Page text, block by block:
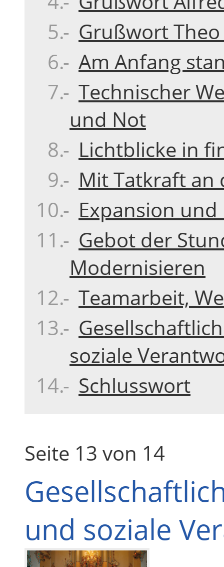
Grußwort
Am Anfang
Technischer
und Not
Lichtblicke in
Mit Tatkraft an
Expansion
Gebot der
Modernisieren
Teamarbeit,
soziale
Schlusswort
Seite 13 von 14
und soziale